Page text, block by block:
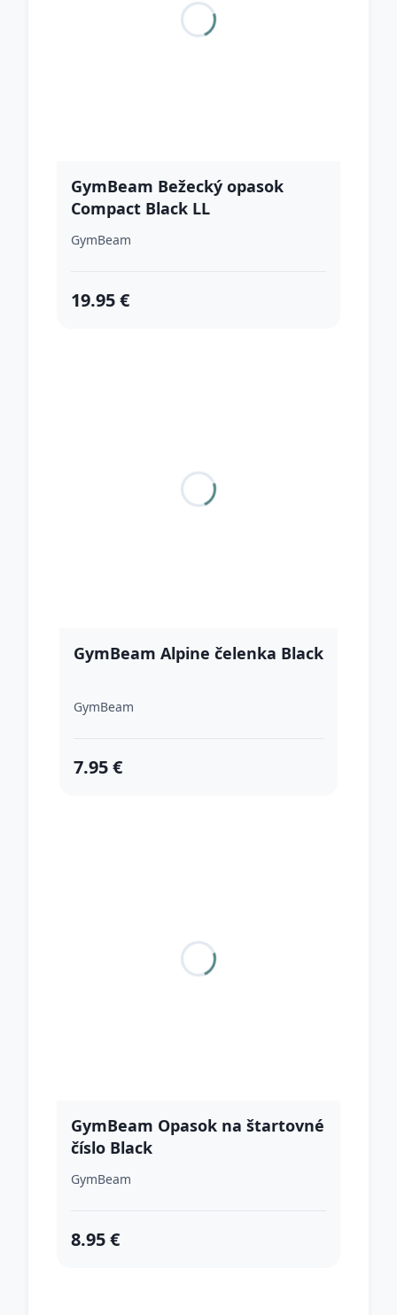
GymBeam Bežecký opasok
Compact Black LL
GymBeam
19.95 €
GymBeam Alpine čelenka Black
GymBeam
7.95 €
GymBeam Opasok na štartovné
číslo Black
GymBeam
8.95 €